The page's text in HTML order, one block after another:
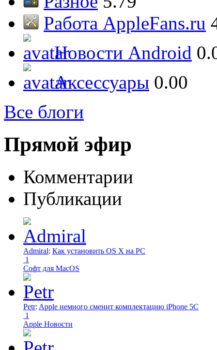
Работа AppleFans.ru
Новости Android
Аксессуары 0.00
Все блоги
Прямой эфир
Комментарии
Публикации
Admiral: Как установить OS X на PC
1
Софт для MacOS
Petr: Apple немного сменит комплектацию iPhone 5C
1
Apple Новости